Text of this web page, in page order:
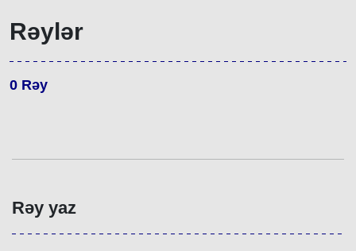
Rəylər
0 Rəy
Rəy yaz